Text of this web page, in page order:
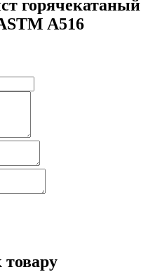
горячекатаный
A516